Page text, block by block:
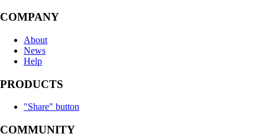
COMPANY
About
News
Help
PRODUCTS
"Share" button
COMMUNITY